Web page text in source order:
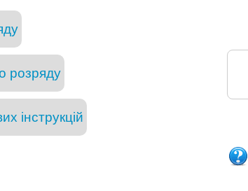
розряду
інструкцій